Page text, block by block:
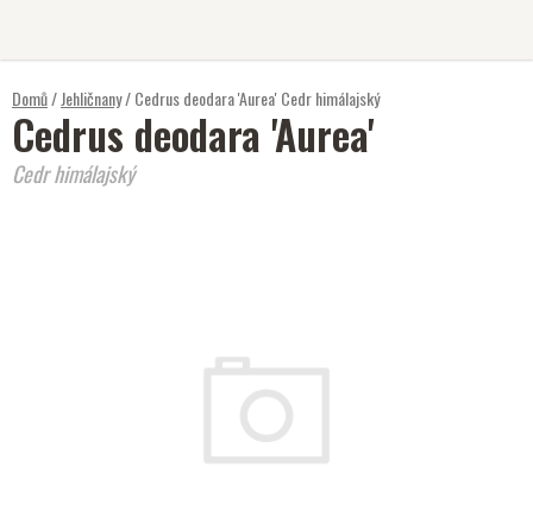
Domů/Jehličnany/Cedrus deodara 'Aurea'Cedr himálajský
Cedrus deodara 'Aurea'
Cedr himálajský